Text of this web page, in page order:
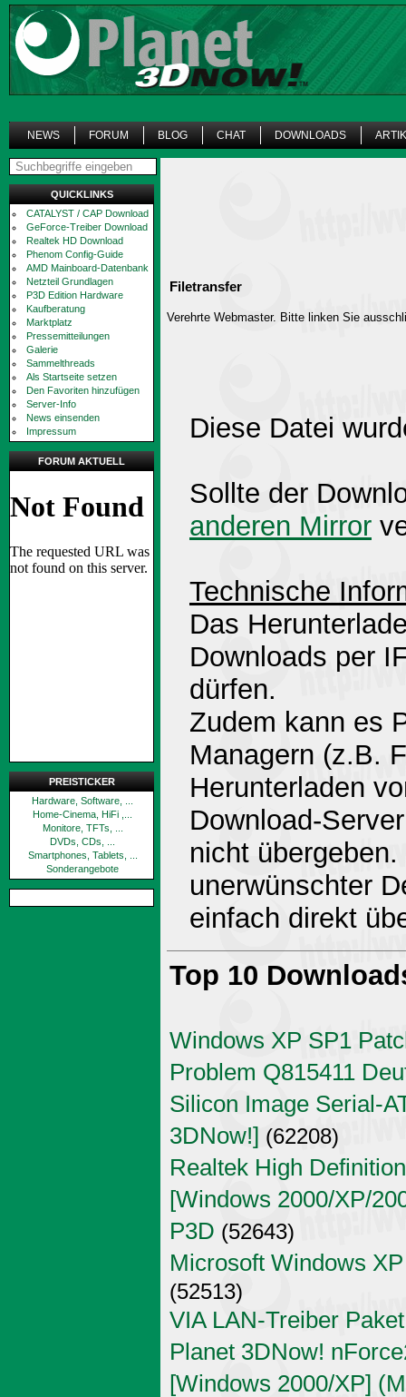
NEWS FORUM BLOG CHAT DOWNLOADS
QUICKLINKS
CATALYST / CAP Download
GeForce-Treiber Download
Realtek HD Download
Phenom Config-Guide
AMD Mainboard-Datenbank
Netzteil Grundlagen
P3D Edition Hardware
Kaufberatung
Marktplatz
Pressemitteilungen
Galerie
Sammelthreads
Als Startseite setzen
Den Favoriten hinzufügen
Server-Info
News einsenden
Impressum
FORUM AKTUELL
PREISTICKER
Hardware, Software, ...
Home-Cinema, HiFi ,...
Monitore, TFTs, ...
DVDs, CDs, ...
Smartphones, Tablets, ...
Sonderangebote
Filetransfer
Verehrte Webmaster. Bitte linken Sie
Diese Datei
Sollte der
anderen Mirror
Technische
Das
Downloads per
dürfen.
Zudem kann es
Managern (z.B.
Herunterladen
Download-
nicht
unerwünschter
einfach direkt
Top 10
Windows XP SP1
Problem Q815411
Silicon Image Serial-
3DNow!] (62208)
Realtek High
[Windows 2000/XP/
P3D (52643)
Microsoft Windows
(52513)
VIA LAN-Treiber
Planet 3DNow!
[Windows 2000/XP]